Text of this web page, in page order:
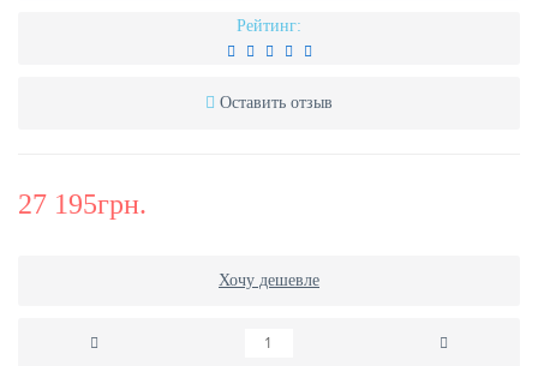
Рейтинг:
Оставить отзыв
27 195грн.
Хочу дешевле